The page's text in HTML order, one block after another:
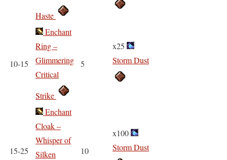
Haste
10-15
Enchant
Ring –
Glimmering
Critical
Strike
5
x25
Storm Dust
15-25
Enchant
Cloak –
Whisper of
Silken
10
x100
Storm Dust